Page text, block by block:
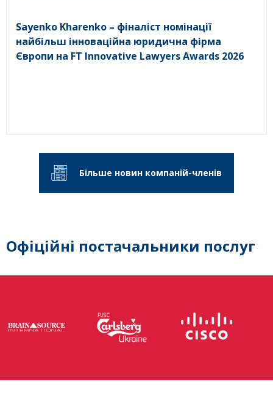
Sayenko Kharenko – фіналіст номінації
найбільш інноваційна юридична фірма
Європи на FT Innovative Lawyers Awards 2026
Більше новин компаній-членів
Офіційні постачальники послуг